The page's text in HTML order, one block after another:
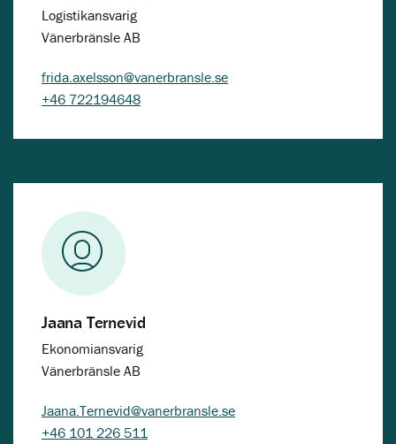
Logistikansvarig
Vänerbränsle AB
frida.axelsson@vanerbransle.se
+46 722194648
Jaana Ternevid
Ekonomiansvarig
Vänerbränsle AB
Jaana.Ternevid@vanerbransle.se
+46 101 226 511